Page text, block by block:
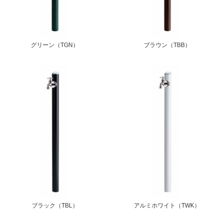
グリーン（TGN） ブラウン（TBB）
ブラック（TBL） アルミホワイト（TWK）